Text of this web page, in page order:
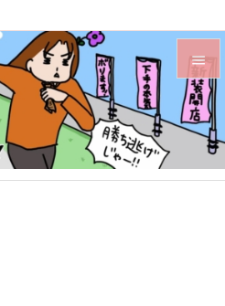


メニュ

サイド